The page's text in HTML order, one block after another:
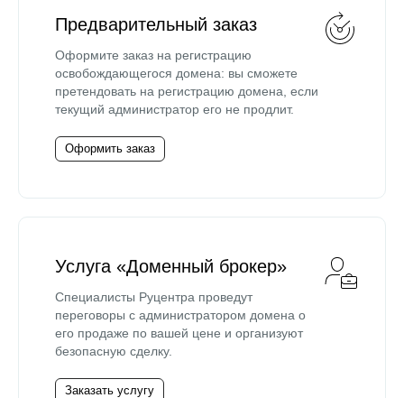
Предварительный заказ
Оформите заказ на регистрацию
освобождающегося домена: вы сможете
претендовать на регистрацию домена, если
текущий администратор его не продлит.
Оформить заказ
Услуга «Доменный брокер»
Специалисты Руцентра проведут
переговоры с администратором домена о
его продаже по вашей цене и организуют
безопасную сделку.
Заказать услугу